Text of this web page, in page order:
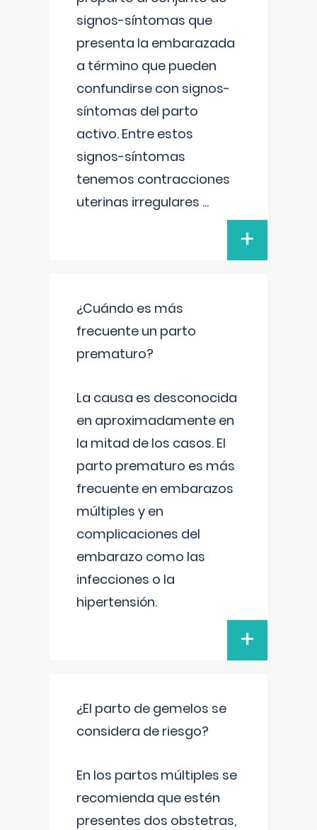
signos-síntomas que
presenta la embarazada
a término que pueden
confundirse con signos-
síntomas del parto
activo. Entre estos
signos-síntomas
tenemos contracciones
uterinas irregulares ...
+
¿Cuándo es más
frecuente un parto
prematuro?
La causa es desconocida
en aproximadamente en
la mitad de los casos. El
parto prematuro es más
frecuente en embarazos
múltiples y en
complicaciones del
embarazo como las
infecciones o la
hipertensión.
+
¿El parto de gemelos se
considera de riesgo?
En los partos múltiples se
recomienda que estén
presentes dos obstetras,